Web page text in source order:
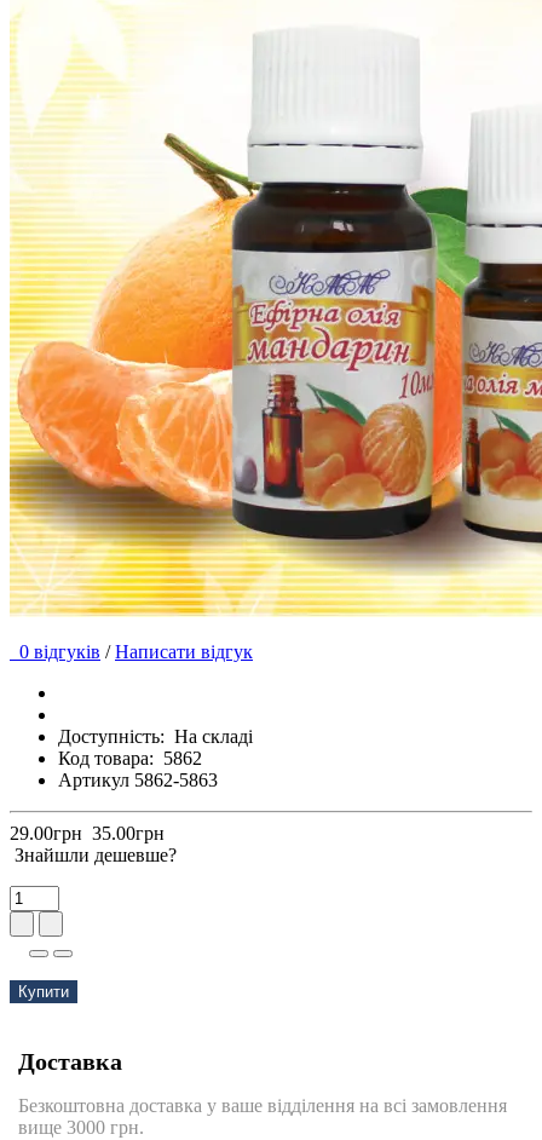
0 відгуків / Написати відгук
Доступність: На складі
Код товара: 5862
Артикул 5862-5863
29.00грн 35.00грн
Знайшли дешевше?
Купити
Доставка
Безкоштовна доставка у ваше відділення на всі замовлення
вище 3000 грн.